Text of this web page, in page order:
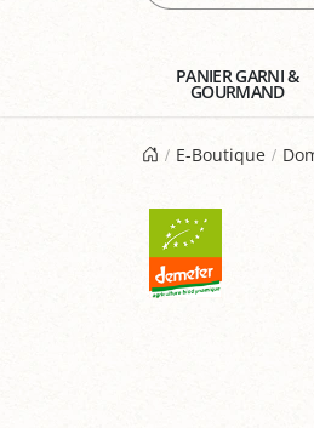
PANIER GARNI &
GOURMAND
E-Boutique